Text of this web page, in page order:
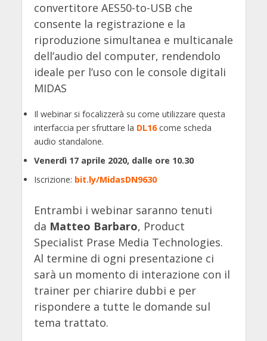
convertitore AES50-to-USB che
consente la registrazione e la
riproduzione simultanea e multicanale
dell’audio del computer, rendendolo
ideale per l’uso con le console digitali
MIDAS
Il webinar si focalizzerà su come utilizzare questa
interfaccia per sfruttare la DL16come scheda
audio standalone.
Venerdì 17 aprile 2020, dalle ore 10.30
Iscrizione: bit.ly/MidasDN9630
Entrambi i webinar saranno tenuti
da Matteo Barbaro, Product
Specialist Prase Media Technologies.
Al termine di ogni presentazione ci
sarà un momento di interazione con il
trainer per chiarire dubbi e per
rispondere a tutte le domande sul
tema trattato.